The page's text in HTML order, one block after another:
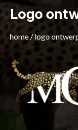
Logo
home /logo